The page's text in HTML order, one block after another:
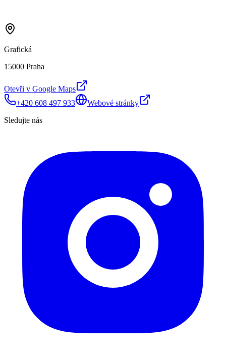
Grafická
15000 Praha
Otevři v Google Maps
+420 608 497 933
Webové stránky
Sledujte nás